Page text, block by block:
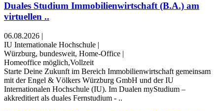
Duales Studium Immobilienwirtschaft (B.A.) am
virtuellen ..
06.08.2026 |
IU Internationale Hochschule |
Würzburg, bundesweit, Home-Office |
Homeoffice möglich,Vollzeit
Starte Deine Zukunft im Bereich Immobilienwirtschaft gemeinsam
mit der Engel & Völkers Würzburg GmbH und der IU
Internationalen Hochschule (IU). Im Dualen myStudium –
akkreditiert als duales Fernstudium - ..